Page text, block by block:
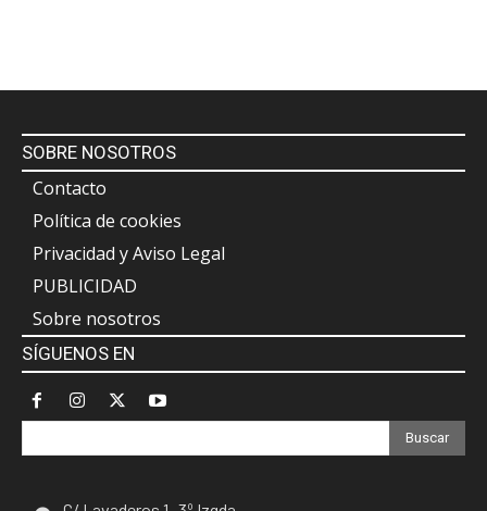
SOBRE NOSOTROS
Contacto
Política de cookies
Privacidad y Aviso Legal
PUBLICIDAD
Sobre nosotros
SÍGUENOS EN
Buscar